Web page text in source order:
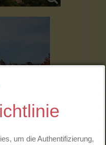
um die Authentifizierung,